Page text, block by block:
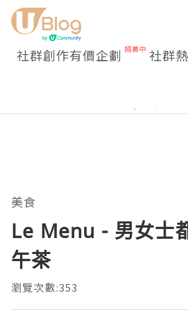
社群創作有價企劃 社群
美食
Le Menu - 男女士
午茶
瀏覽次數:353